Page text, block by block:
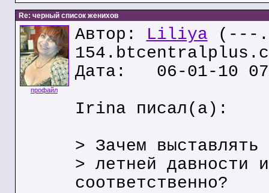
Re: черный список женихов
профайл
Автор: Liliya (---
Дата: 06-01-10
Irina писал(а):
> Зачем выставлять
> летней давности
соответственно?